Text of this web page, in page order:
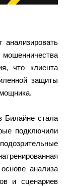
анализировать
что клиента
защиты
Билайне стала
подключили
анализа
и сценариев